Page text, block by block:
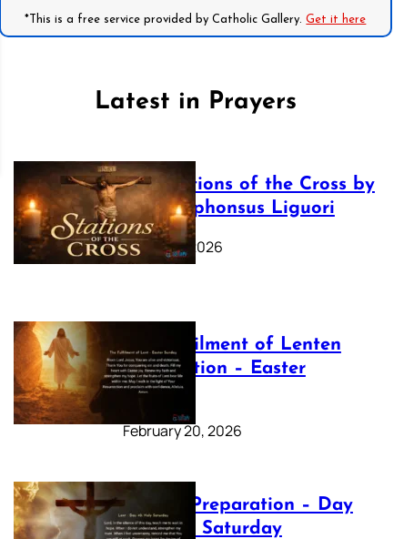
*This is a free service provided by Catholic Gallery.Get it here
Latest in Prayers
The Stations of the Cross by
Saint Alphonsus Liguori
March 16, 2026
The Fulfilment of Lenten
Preparation – Easter
Sunday
February 20, 2026
Lenten Preparation – Day
40: Holy Saturday